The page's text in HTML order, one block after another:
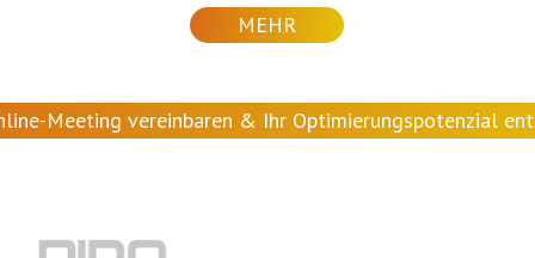
MEHR
Meeting vereinbaren & Ihr Optimierungspotenzial